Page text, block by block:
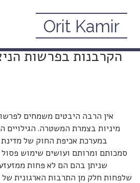
Orit Kamir
יואב יצחק מניף
הקרבנות בפרשות
אין הרבה היבטים משמחים
מיניות בצמרת המשטרה. הגילויים
במערכת אכיפת החוק של
סמכותם ומרותם ועושים שימוש
שניתן בהם הם לא פחות
שלפחות חלק מן התרבות הארגונית